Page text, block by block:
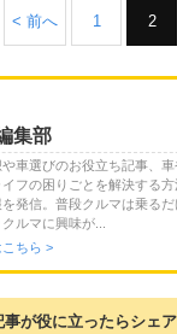
< 前へ 1 2
集部
車選びのお役立ち記事、
フの困りごとを解決する
発信。普段クルマは乗る
ルマに興味が...
ちら >
事が役に立ったらシェ